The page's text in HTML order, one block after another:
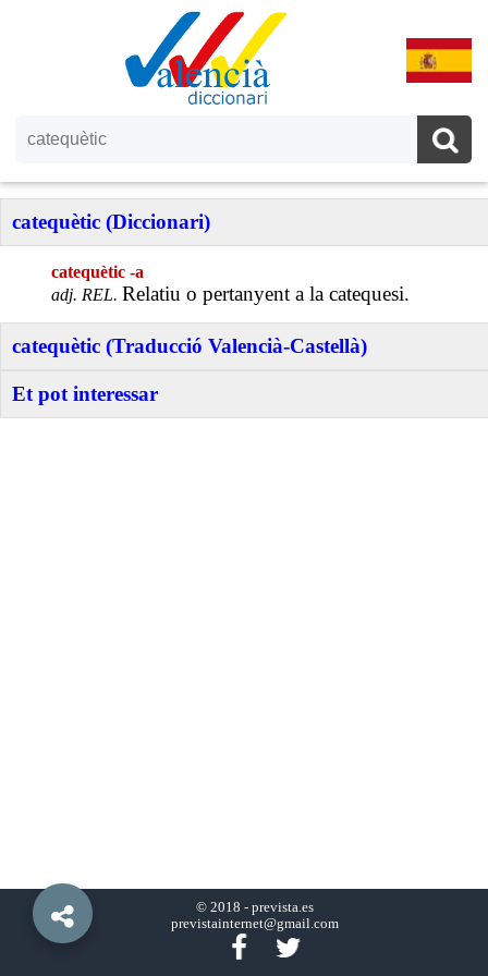
catequètic (Diccionari)
catequètic -a
adj. REL. Relatiu o pertanyent a la catequesi.
catequètic (Traducció Valencià-Castellà)
Et pot interessar
© 2018 - prevista.es
previstainternet@gmail.com